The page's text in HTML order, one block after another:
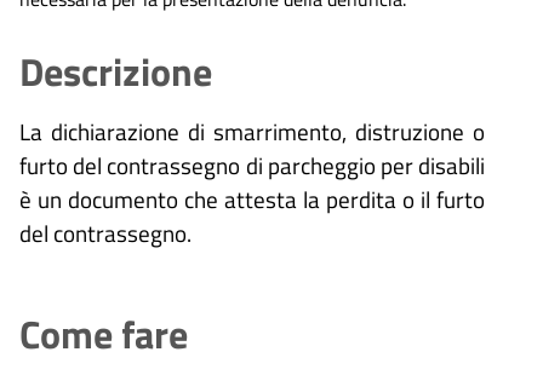
Descrizione
La dichiarazione di smarrimento, distruzione o
furto del contrassegno di parcheggio per disabili
è un documento che attesta la perdita o il furto
del contrassegno.
Come fare